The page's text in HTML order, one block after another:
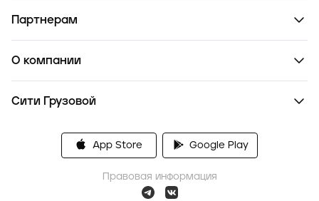
Партнерам
О компании
Сити Грузовой
App Store Google Play
Правовая информация